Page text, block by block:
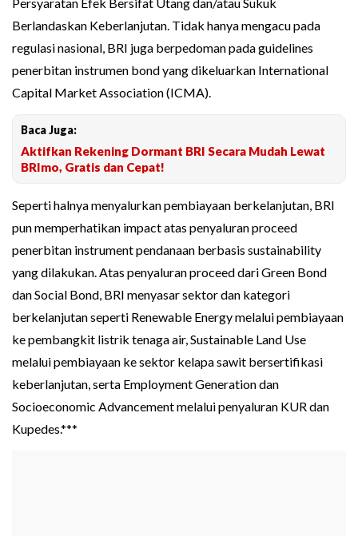
Berlandaskan Keberlanjutan. Tidak hanya mengacu pada
regulasi nasional, BRI juga berpedoman pada guidelines
penerbitan instrumen bond yang dikeluarkan International
Capital Market Association (ICMA).
Baca Juga:
Aktifkan Rekening Dormant BRI Secara Mudah Lewat
BRImo, Gratis dan Cepat!
Seperti halnya menyalurkan pembiayaan berkelanjutan, BRI
pun memperhatikan impact atas penyaluran proceed
penerbitan instrument pendanaan berbasis sustainability
yang dilakukan. Atas penyaluran proceed dari Green Bond
dan Social Bond, BRI menyasar sektor dan kategori
berkelanjutan seperti Renewable Energy melalui pembiayaan
ke pembangkit listrik tenaga air, Sustainable Land Use
melalui pembiayaan ke sektor kelapa sawit bersertifikasi
keberlanjutan, serta Employment Generation dan
Socioeconomic Advancement melalui penyaluran KUR dan
Kupedes.***